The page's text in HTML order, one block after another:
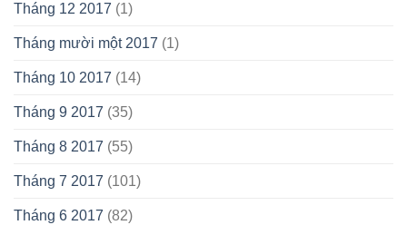
Tháng 12 2017 (1)
Tháng mười một 2017 (1)
Tháng 10 2017 (14)
Tháng 9 2017 (35)
Tháng 8 2017 (55)
Tháng 7 2017 (101)
Tháng 6 2017 (82)